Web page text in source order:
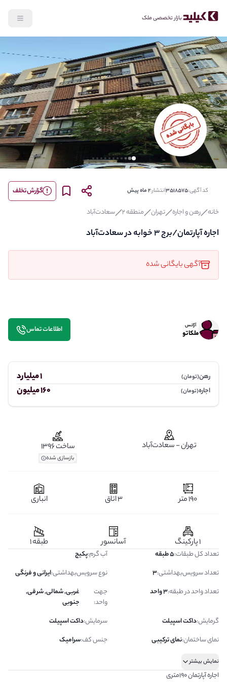
بازار تخصصی ملک
Previous slide
خانه رهن و اجاره تهران منطقه 2 سعادت‌آباد
کد آگهی:3518575انتشار:2 ماه پیش
آگهی بایگانی شده
اجاره آپارتمان/برج 3 خوابه در سعادت‌آباد
گزارش تخلف
رهن(تومان) 1 میلیارد
اجاره(تومان) 160 میلیون
آژانس
ملکاتو اطلاعات تماس
تهران - سعادت‌آباد ساخت 1396
بازسازی شده
190 متر 3 اتاق انباری
1 پارکینگ آسانسور طبقه 1
تعداد کل طبقات:5 طبقه آب گرم:پکیج
تعداد سرویس‌بهداشتی:
3 نوع سرویس‌بهداشتی:ایرانی و فرنگی
تعداد واحد در طبقه:3 واحد
جهت
واحد:
غربی, شمالی, شرقی,
جنوبی
گرمایش:داکت اسپیلت سرمایش:داکت اسپیلت
نمای ساختمان:نمای ترکیبی جنس کف:سرامیک
نمایش بیشتر
اجاره آپارتمان ۱۹۰متری